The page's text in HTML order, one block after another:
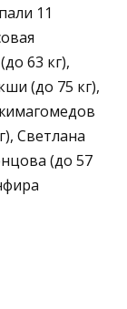
11
63 кг),
(до 75 кг),
Светлана
(до 57